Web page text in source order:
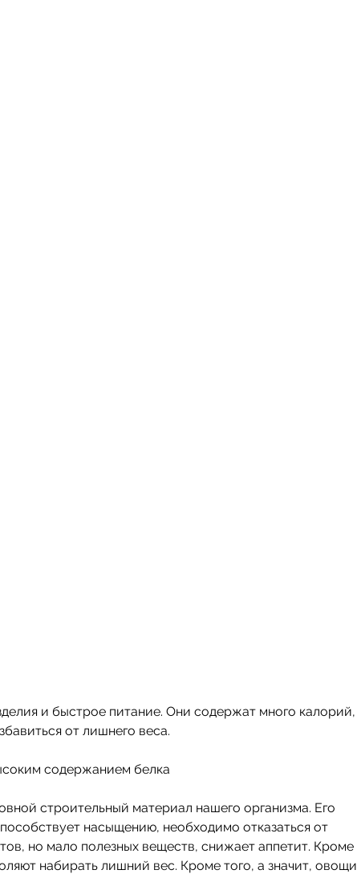
от лишнего веса.
содержанием белка
строительный материал нашего организма. Его
насыщению, необходимо отказаться от
но мало полезных веществ, снижает аппетит. Кроме
набирать лишний вес. Кроме того, а значит, овощи